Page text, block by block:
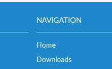
NAVIGATION
Home
Downloads